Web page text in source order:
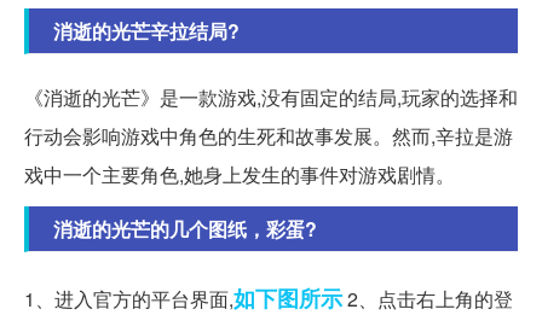
消逝的光芒辛拉结局?
《消逝的光芒》是一款游戏,没有固定的结局,玩家的选择和
行动会影响游戏中角色的生死和故事发展。然而,辛拉是游
戏中一个主要角色,她身上发生的事件对游戏剧情。
消逝的光芒的几个图纸，彩蛋?
1、进入官方的平台界面,如下图所示2、点击右上角的登